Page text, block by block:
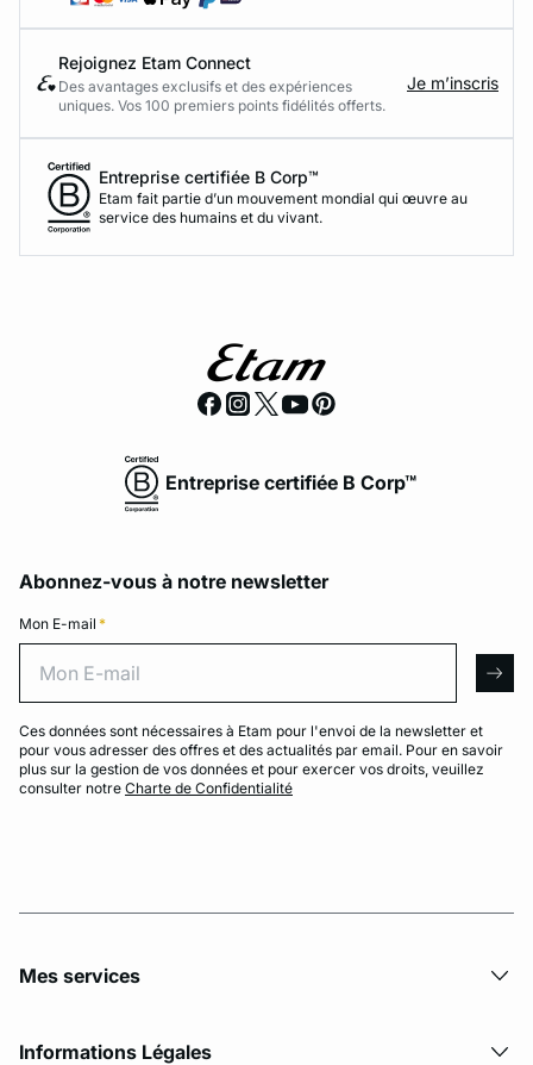
Rejoignez Etam Connect
Des avantages exclusifs et des expériences
uniques. Vos 100 premiers points fidélités offerts.
Je m’inscris
Entreprise certifiée B Corp™
Etam fait partie d’un mouvement mondial qui œuvre au
service des humains et du vivant.
Entreprise certifiée B Corp™
Abonnez-vous à notre newsletter
Mon E-mail *
Ces données sont nécessaires à Etam pour l'envoi de la newsletter et
pour vous adresser des offres et des actualités par email. Pour en savoir
plus sur la gestion de vos données et pour exercer vos droits, veuillez
consulter notre Charte de Confidentialité
Mes services
Informations Légales